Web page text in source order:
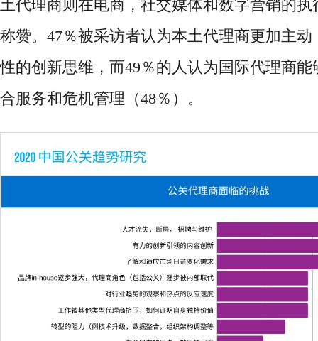
土代理商则在电商，社交媒体和数字营销的
称赞。 47％被采访者认为本土代理商更加主
性的创新思维，而49％的人认为国际代理商
合服务和危机管理（48％）。